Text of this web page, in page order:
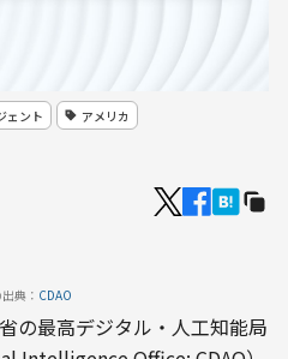
ェント アメリカ
典： CDAO
の最高デジタル・人工知能局